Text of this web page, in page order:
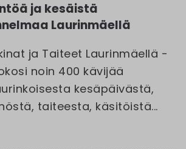
ja kesäistä
Laurinmäellä
ja Taiteet Laurinmäellä -
noin 400 kävijää
kesäpäivästä,
taiteesta, käsitöistä...